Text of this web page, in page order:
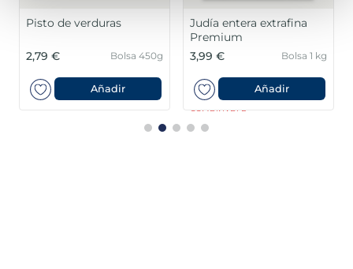
Pisto de verduras
2,79 € Bolsa 450g
Añadir
Judía entera extrafina
Premium
3,99 €
COMBINABLE
Bolsa 1 kg
Añadir